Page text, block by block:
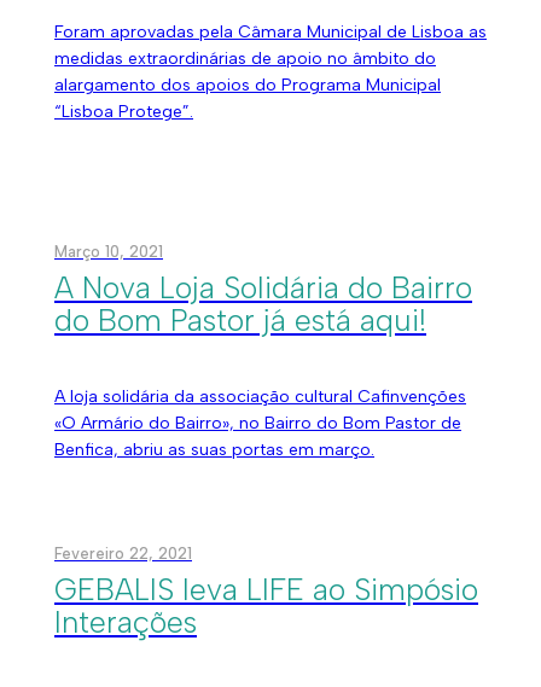
Foram aprovadas pela Câmara Municipal de Lisboa as
medidas extraordinárias de apoio no âmbito do
alargamento dos apoios do Programa Municipal
“Lisboa Protege”.
Março 10, 2021
A Nova Loja Solidária do Bairro
do Bom Pastor já está aqui!
A loja solidária da associação cultural Cafinvenções
«O Armário do Bairro», no Bairro do Bom Pastor de
Benfica, abriu as suas portas em março.
Fevereiro 22, 2021
GEBALIS leva LIFE ao Simpósio
Interações